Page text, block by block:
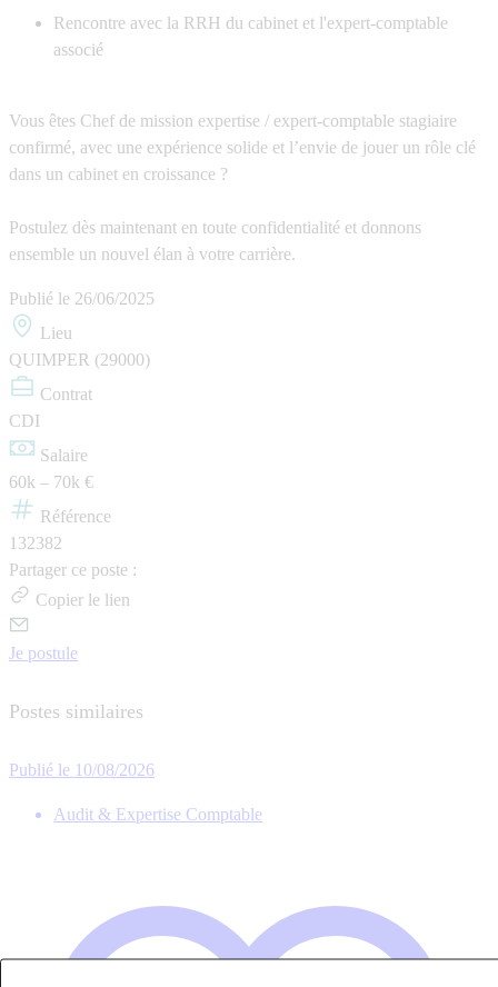
Rencontre avec la RRH du cabinet et l'expert-comptable
associé
Vous êtes Chef de mission expertise / expert-comptable stagiaire
confirmé, avec une expérience solide et l’envie de jouer un rôle clé
dans un cabinet en croissance ?
Postulez dès maintenant en toute confidentialité et donnons
ensemble un nouvel élan à votre carrière.
Publié le 26/06/2025
Lieu
QUIMPER (29000)
Contrat
CDI
Salaire
60k – 70k €
Référence
132382
Partager ce poste :
Copier le lien
Je postule
Postes similaires
Publié le 10/08/2026
Audit & Expertise Comptable